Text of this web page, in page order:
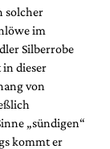
solcher
im
Silberrobe
in dieser
von
„sündigen“
kommt er